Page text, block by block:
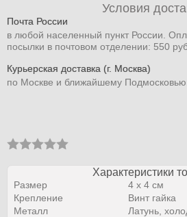
Условия
Почта России
в любой населенный пункт России.
посылки в почтовом отделении: 550
Курьерская доставка (г. Москва)
по Москве и ближайшему
Характеристики
Размер
4 х 4 см
Крепление
Винт гайка
Металл
Латунь,